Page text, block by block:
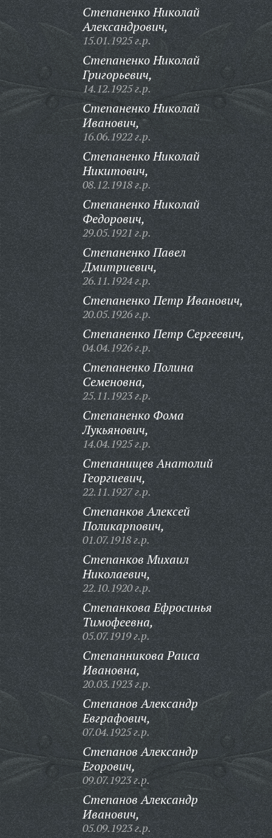
Степаненко Николай
Александрович,
15.01.1925 г.р.
Степаненко Николай
Григорьевич,
14.12.1925 г.р.
Степаненко Николай
Иванович,
16.06.1922 г.р.
Степаненко Николай
Никитович,
08.12.1918 г.р.
Степаненко Николай
Федорович,
29.05.1921 г.р.
Степаненко Павел
Дмитриевич,
26.11.1924 г.р.
Степаненко Петр Иванович,
20.05.1926 г.р.
Степаненко Петр Сергеевич,
04.04.1926 г.р.
Степаненко Полина
Семеновна,
25.11.1923 г.р.
Степаненко Фома
Лукьянович,
14.04.1925 г.р.
Степанищев Анатолий
Георгиевич,
22.11.1927 г.р.
Степанков Алексей
Поликарпович,
01.07.1918 г.р.
Степанков Михаил
Николаевич,
22.10.1920 г.р.
Степанкова Ефросинья
Тимофеевна,
05.07.1919 г.р.
Степанникова Раиса
Ивановна,
20.03.1923 г.р.
Степанов Александр
Евграфович,
07.04.1925 г.р.
Степанов Александр
Егорович,
09.07.1923 г.р.
Степанов Александр
Иванович,
05.09.1923 г.р.